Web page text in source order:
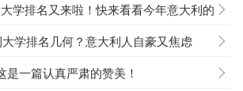
学排名又来啦！快来看看今年意大利的
学排名几何？意大利人自豪又焦虑
是一篇认真严肃的赞美！